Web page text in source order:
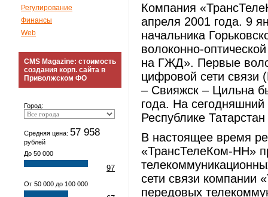
Регулирование
Финансы
Web
CMS Magazine: стоимость
создания корп. сайта в
Приволжском ФО
Город:
Средняя цена: 57 958
рублей
До 50 000
97
От 50 000 до 100 000
Компания
апреля 2001 года. 9
начальника
волоконно-
на ГЖД». Первые
цифровой сети связи
– Свияжск – Цильна
года. На
Республике
В настоящее время
«ТрансТелеКом-НН»
сети связи компании
передовых